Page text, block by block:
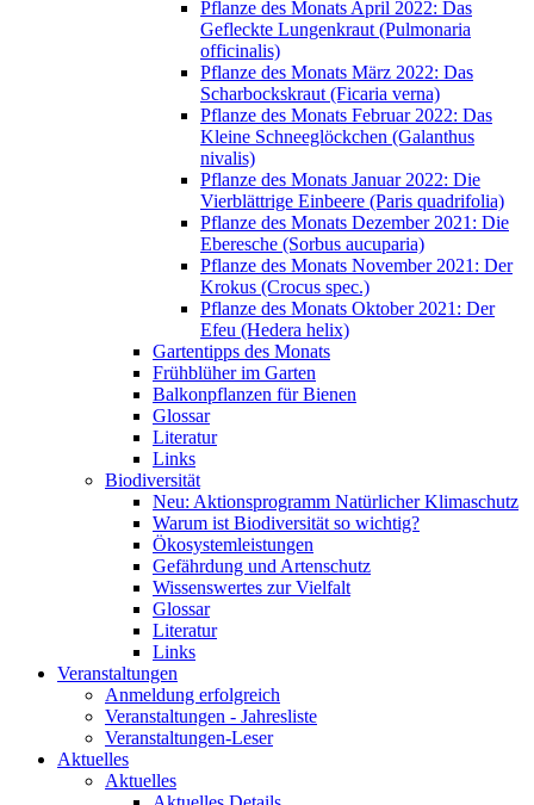
Pflanze des Monats April 2022: Das
Gefleckte Lungenkraut (Pulmonaria
officinalis)
Pflanze des Monats März 2022: Das
Scharbockskraut (Ficaria verna)
Pflanze des Monats Februar 2022: Das
Kleine Schneeglöckchen (Galanthus
nivalis)
Pflanze des Monats Januar 2022: Die
Vierblättrige Einbeere (Paris quadrifolia)
Pflanze des Monats Dezember 2021: Die
Eberesche (Sorbus aucuparia)
Pflanze des Monats November 2021: Der
Krokus (Crocus spec.)
Pflanze des Monats Oktober 2021: Der
Efeu (Hedera helix)
Gartentipps des Monats
Frühblüher im Garten
Balkonpflanzen für Bienen
Glossar
Literatur
Links
Biodiversität
Neu: Aktionsprogramm Natürlicher Klimaschutz
Warum ist Biodiversität so wichtig?
Ökosystemleistungen
Gefährdung und Artenschutz
Wissenswertes zur Vielfalt
Glossar
Literatur
Links
Veranstaltungen
Anmeldung erfolgreich
Veranstaltungen - Jahresliste
Veranstaltungen-Leser
Aktuelles
Aktuelles